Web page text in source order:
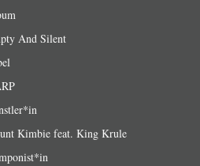
And Silent
Kimbie feat. King Krule